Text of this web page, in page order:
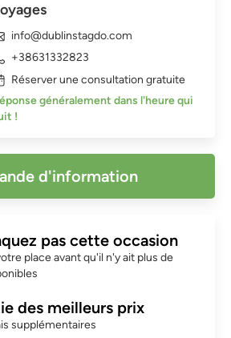
info@dublinstagdo.com
+38631332823
Réserver une consultation gratuite
généralement dans l'heure qui
!
d'information
pas cette occasion
place avant qu'il n'y ait plus de
des meilleurs prix
supplémentaires